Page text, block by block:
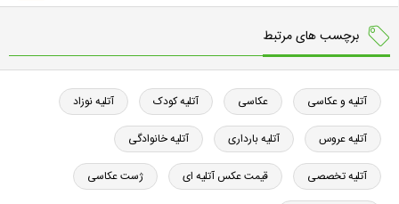
برچسب های مرتبط
آتلیه و عکاسی عکاسی آتلیه کودک آتلیه نوزاد
آتلیه عروس آتلیه بارداری آتلیه خانوادگی
آتلیه تخصصی قیمت عکس آتلیه ای ژست عکاسی